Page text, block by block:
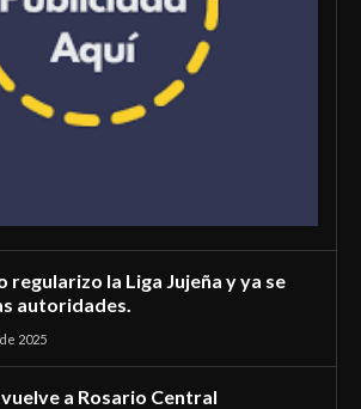
la Liga Jujeña y ya se
autoridades.
2025
a Rosario Central